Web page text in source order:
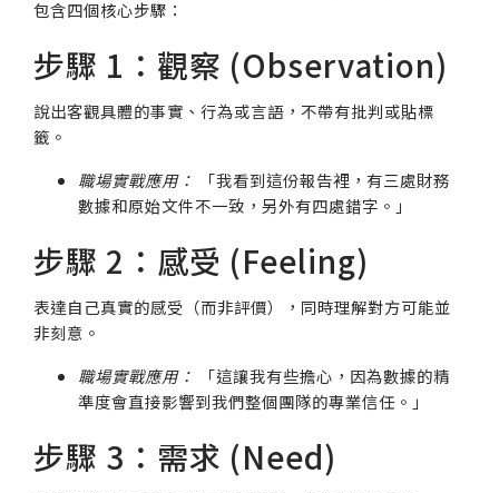
包含四個核心步驟：
步驟 1：觀察 (Observation)
說出客觀具體的事實、行為或言語，不帶有批判或貼標
籤。
職場實戰應用：
「我看到這份報告裡，有三處財務
數據和原始文件不一致，另外有四處錯字。」
步驟 2：感受 (Feeling)
表達自己真實的感受（而非評價），同時理解對方可能並
非刻意。
職場實戰應用：
「這讓我有些擔心，因為數據的精
準度會直接影響到我們整個團隊的專業信任。」
步驟 3：需求 (Need)